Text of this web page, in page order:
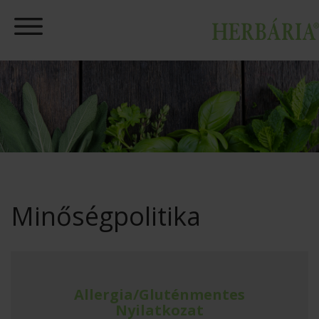
Minőségpolitika
Allergia/Gluténmentes
Nyilatkozat